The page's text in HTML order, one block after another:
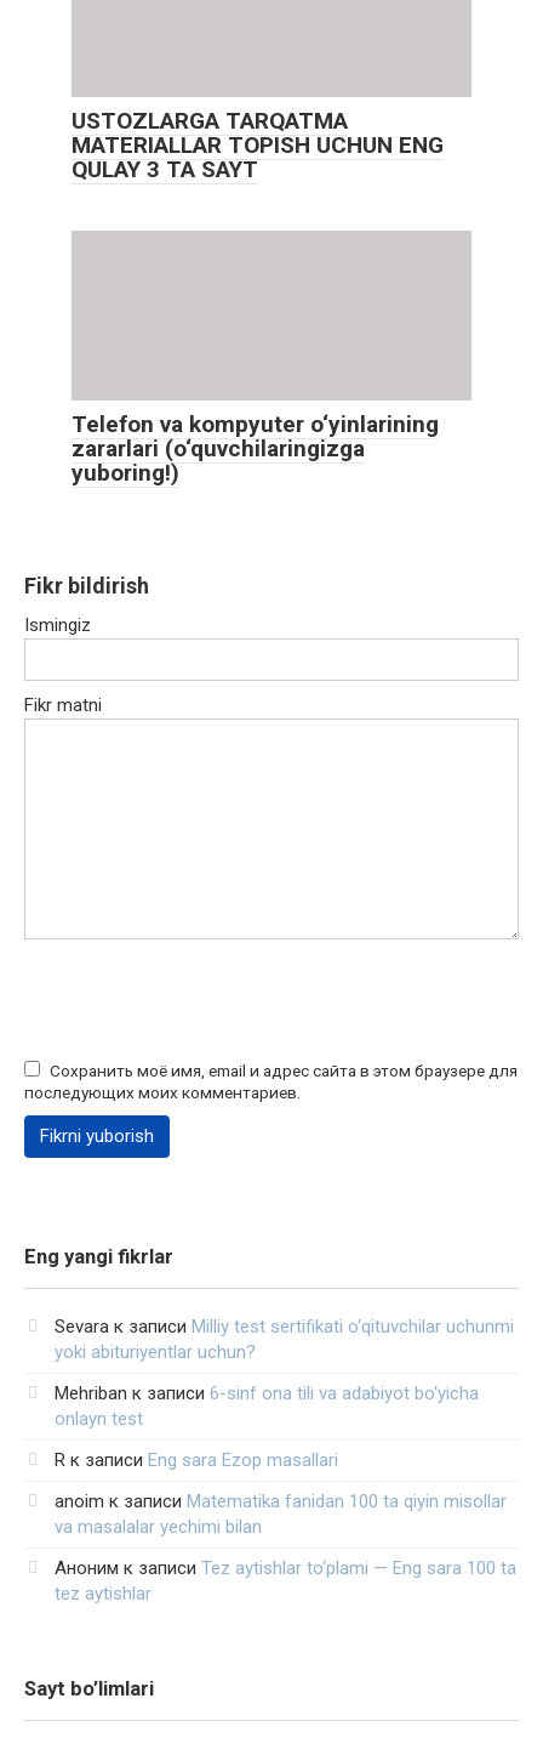
USTOZLARGA TARQATMA
MATERIALLAR TOPISH UCHUN ENG
QULAY 3 TA SAYT
Telefon va kompyuter o‘yinlarining
zararlari (o‘quvchilaringizga
yuboring!)
Fikr bildirish
Ismingiz
Fikr matni
Сохранить моё имя, email и адрес сайта в этом браузере для
последующих моих комментариев.
Eng yangi fikrlar
Sevara к записи Milliy test sertifikati o‘qituvchilar uchunmi
yoki abituriyentlar uchun?
Mehriban к записи 6-sinf ona tili va adabiyot bo‘yicha
onlayn test
R к записи Eng sara Ezop masallari
anoim к записи Matematika fanidan 100 ta qiyin misollar
va masalalar yechimi bilan
Аноним к записи Tez aytishlar to‘plami — Eng sara 100 ta
tez aytishlar
Sayt bo’limlari